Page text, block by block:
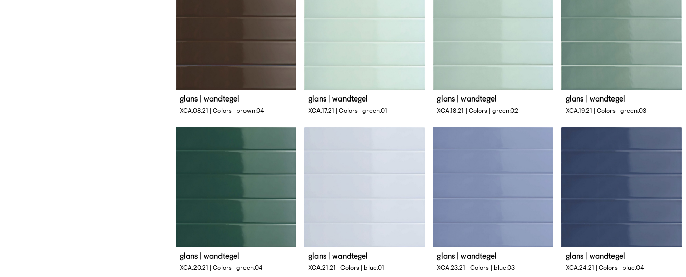
Afmetingen
glans | wandtegel
XCA.08.21 | Colors | brown.04
Afmetingen
glans | wandtegel
XCA.17.21 | Colors | green.01
Afmetingen
glans | wandtegel
XCA.18.21 | Colors | green.02
Afmetingen
glans | wandtegel
XCA.19.21 | Colors | green.03
Afmetingen
glans | wandtegel
XCA.20.21 | Colors | green.04
Afmetingen
glans | wandtegel
XCA.21.21 | Colors | blue.01
Afmetingen
glans | wandtegel
XCA.23.21 | Colors | blue.03
Afmetingen
glans | wandtegel
XCA.24.21 | Colors | blue.04